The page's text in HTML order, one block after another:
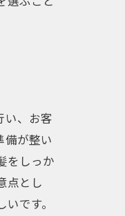
い、お客
備が整い
をしっか
点とし
です。